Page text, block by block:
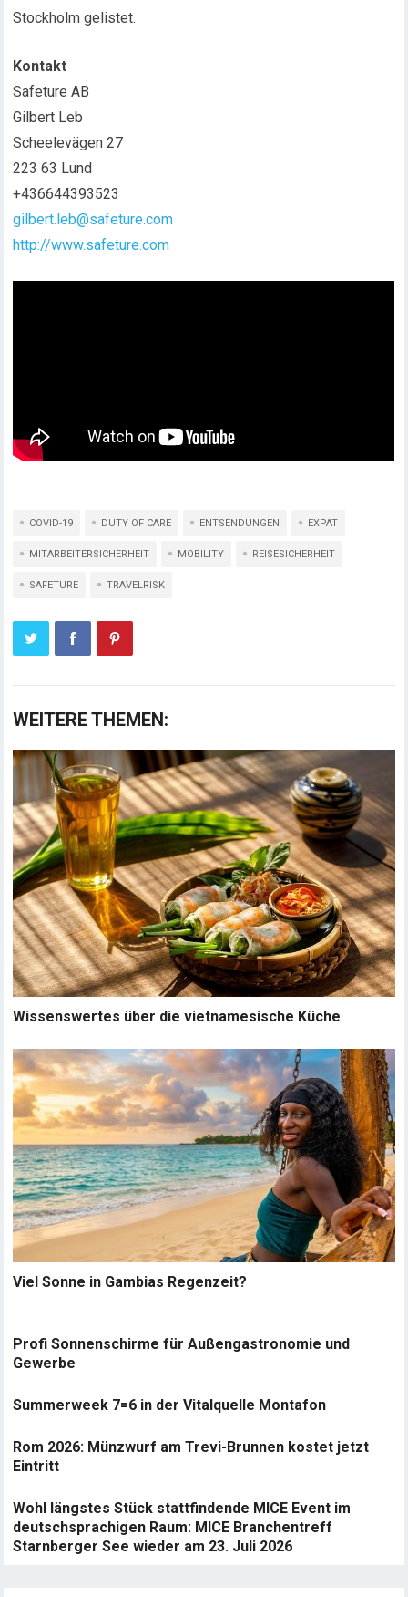
Stockholm gelistet.
Kontakt
Safeture AB
Gilbert Leb
Scheelevägen 27
223 63 Lund
+436644393523
gilbert.leb@safeture.com
http://www.safeture.com
COVID-19 DUTY OF CARE ENTSENDUNGEN EXPAT
MITARBEITERSICHERHEIT MOBILITY REISESICHERHEIT
SAFETURE TRAVELRISK
WEITERE THEMEN:
Wissenswertes über die vietnamesische Küche
Viel Sonne in Gambias Regenzeit?
Profi Sonnenschirme für Außengastronomie und
Gewerbe
Summerweek 7=6 in der Vitalquelle Montafon
Rom 2026: Münzwurf am Trevi-Brunnen kostet jetzt
Eintritt
Wohl längstes Stück stattfindende MICE Event im
deutschsprachigen Raum: MICE Branchentreff
Starnberger See wieder am 23. Juli 2026